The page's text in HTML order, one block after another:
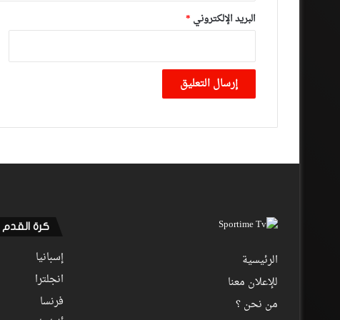
البريد الإلكتروني *
الرئيسية
للإعلان معنا
من نحن ؟
كرة القدم
إسبانيا
انجلترا
فرنسا